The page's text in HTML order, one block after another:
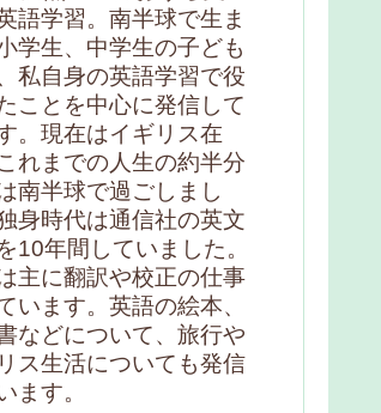
語学習。南半球で生ま
学生、中学生の子ども
私自身の英語学習で役
ことを中心に発信して
。現在はイギリス在
れまでの人生の約半分
南半球で過ごしまし
身時代は通信社の英文
10年間していました。
主に翻訳や校正の仕事
います。英語の絵本、
などについて、旅行や
ス生活についても発信
ます。